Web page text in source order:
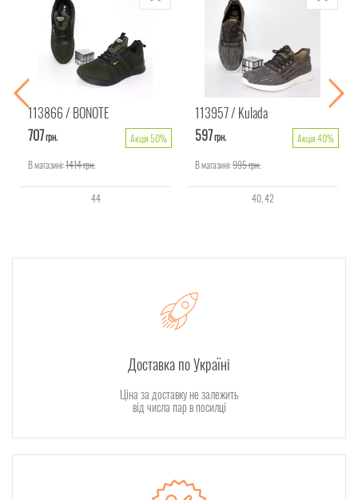
113866 BONOTE
707грн.
Акція 50%
В магазині:1414грн.
44
113957 Kulada
597грн.
Акція 40%
В магазині:995грн.
40 42
Доставка по Україні
Ціна за доставку не залежить
від числа пар в посилці